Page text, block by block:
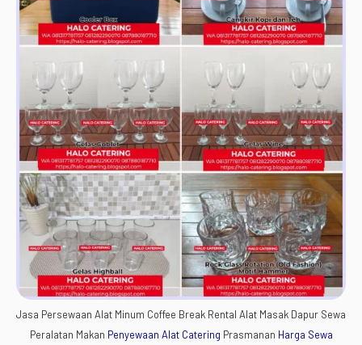
Jasa Persewaan Alat Minum Coffee Break Rental Alat Masak Dapur Sewa
Peralatan Makan Penyewaan Alat Catering Prasmanan Harga Sewa